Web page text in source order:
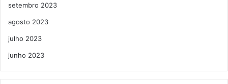
setembro 2023
agosto 2023
julho 2023
junho 2023